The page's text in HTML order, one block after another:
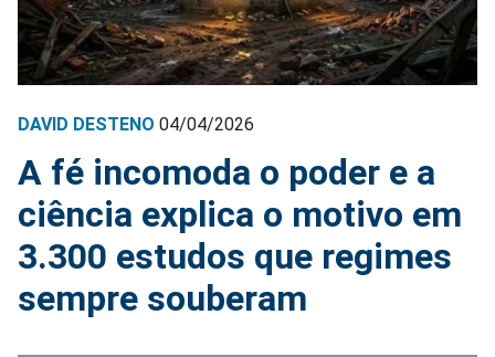
DAVID DESTENO 04/04/2026
A fé incomoda o poder e a
ciência explica o motivo em
3.300 estudos que regimes
sempre souberam